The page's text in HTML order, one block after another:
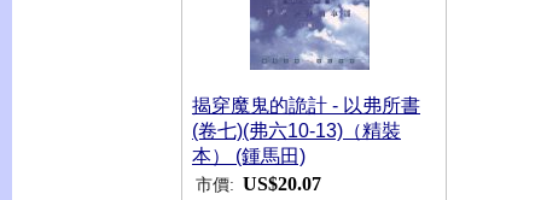
揭穿魔鬼的詭計 - 以弗所書
(卷七)(弗六10-13)（精裝
本） (鍾馬田)
市價: US$20.07